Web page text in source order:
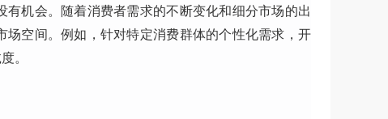
机会。随着消费者需求的不断变化和细分市场的出
空间。例如，针对特定消费群体的个性化需求，开
。